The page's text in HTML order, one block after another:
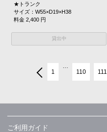
★トランク
サイズ：W55×D19×H38
料金 2,400 円
貸出中
1
…
110
111
ご利用ガイド